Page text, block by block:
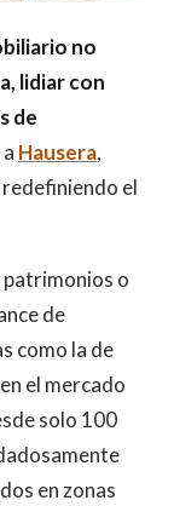
no
lidiar con
de
Hausera,
el
patrimonios o
de
como la de
el mercado
solo 100
en zonas